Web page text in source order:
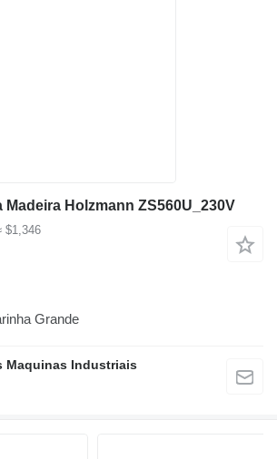
Madeira Holzmann ZS560U_230V
$1,346
Grande
Maquinas Industriais